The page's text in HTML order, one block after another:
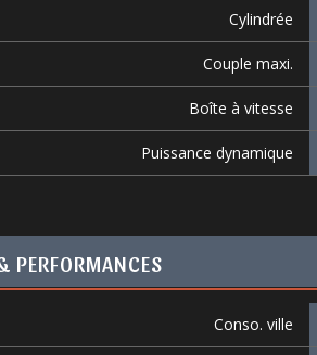
Cylindrée
Couple maxi.
Boîte à vitesse
Puissance dynamique
PERFORMANCES
Conso. ville